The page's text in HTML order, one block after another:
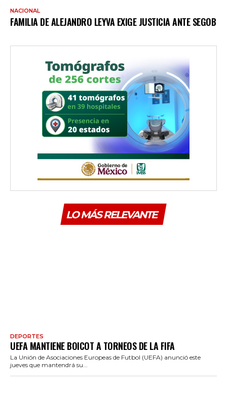
NACIONAL
FAMILIA DE ALEJANDRO LEYVA EXIGE JUSTICIA ANTE SEGOB
LO MÁS RELEVANTE
DEPORTES
UEFA MANTIENE BOICOT A TORNEOS DE LA FIFA
La Unión de Asociaciones Europeas de Futbol (UEFA) anunció este
jueves que mantendrá su...